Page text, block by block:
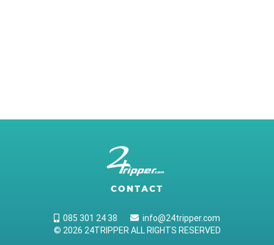
CONTACT
085 301 24 38
info@24tripper.com
© 2026 24TRIPPER ALL RIGHTS RESERVED